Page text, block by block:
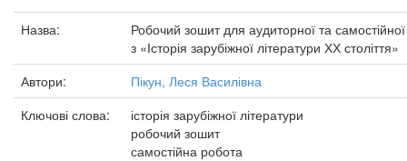
Назва:
Робочий зошит для аудиторної та
з «Історія зарубіжної літератури ХХ століття»
Автори:
Пікун, Леся Василівна
Ключові слова:
історія зарубіжної літератури
робочий зошит
самостійна робота